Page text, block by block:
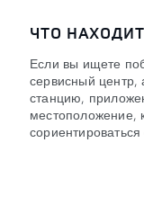
ЧТО
Если вы ищете
сервисный центр,
станцию,
местоположение,